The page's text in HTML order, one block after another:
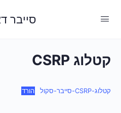
סייבר
קטלוג CSRP
קטלוג-CSRP-סייבר-סקול הורד